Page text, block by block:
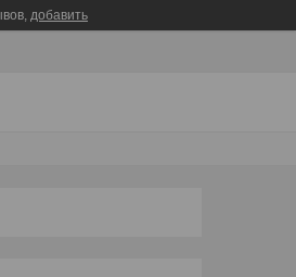
добавить